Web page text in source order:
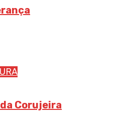
Corujeira